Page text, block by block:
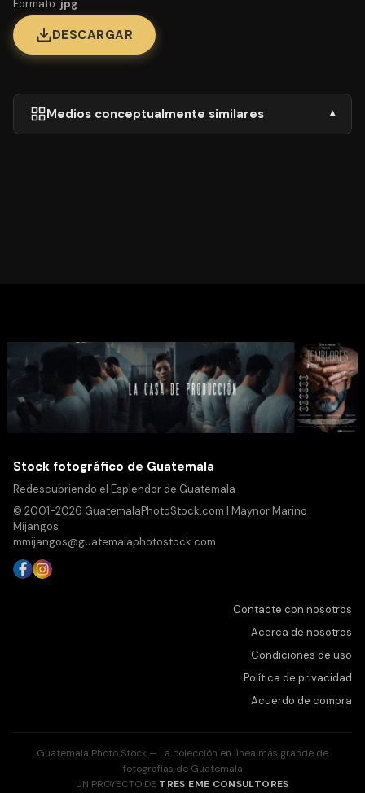
Formato: jpg
DESCARGAR
Medios conceptualmente similares ▾
Stock fotográfico de Guatemala
Redescubriendo el Esplendor de Guatemala
© 2001-2026 GuatemalaPhotoStock.com | Maynor Marino
Mijangos
mmijangos@guatemalaphotostock.com
Contacte con nosotros
Acerca de nosotros
Condiciones de uso
Política de privacidad
Acuerdo de compra
Guatemala Photo Stock — La colección en línea más grande de
fotografías de Guatemala
UN PROYECTO DE TRES EME CONSULTORES